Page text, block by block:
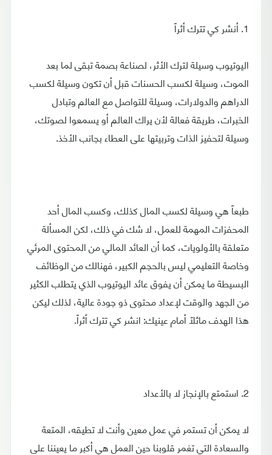
1. أنشر كي تترك أثراً
اليوتيوب وسيلة لترك الأثر، لصناعة بصمة تبقى لما بعد
الموت، وسيلة لكسب الحسنات قبل أن تكون وسيلة لكسب
الدراهم والدولارات، وسيلة للتواصل مع العالم وتبادل
الخبرات، طريقة فعالة لأن يراك العالم أو يسمعوا لصوتك،
وسيلة لتحفيز الذات وتربيتها على العطاء بجانب الأخذ.
طبعاً هي وسيلة لكسب المال كذلك، وكسب المال أحد
المحفزات المهمة للعمل، لا شك في ذلك، لكن المسألة
متعلقة بالأولويات، كما أن العائد المالي من المحتوى المرئي
وخاصة التعليمي ليس بالحجم الكبير، فهنالك من الوظائف
البسيطة ما يمكن أن يفوق عائد اليوتيوب الذي يتطلب الكثير
من الجهد والوقت لإعداد محتوى ذو جودة عالية، لذلك ليكن
هذا الهدف ماثلاً أمام عينيك: انشر كي تترك أثراً.
2. استمتع بالإنجاز لا بالأعداد
لا يمكن أن تستمر في عمل معين وأنت لا تطيقه، المتعة
والسعادة التي تغمر قلوبنا حين العمل هي أكبر ما يعيننا على